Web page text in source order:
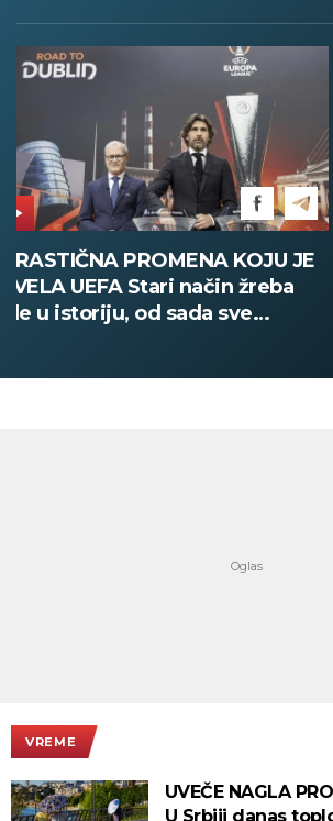
POŽAR U VRTIĆU NA VOŽDOVCU
Deca i zaposleni evakuisani
VREME
UVEČE NAGLA
U Srbiji danas